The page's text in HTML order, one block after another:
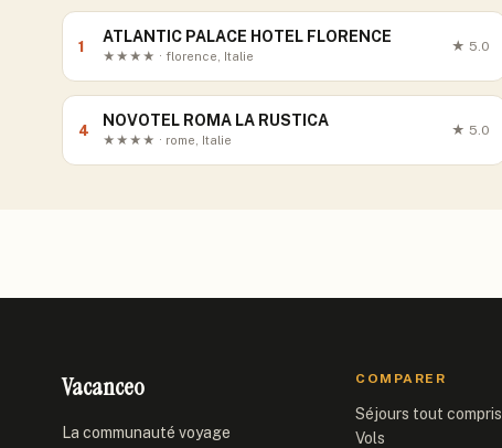
1
ATLANTIC PALACE HOTEL FLORENCE
★★★★ · florence, Italie
★ 5.0
4
NOVOTEL ROMA LA RUSTICA
★★★★ · rome, Italie
★ 5.0
Vacanceo
La communauté voyage
COMPARER
Séjours tout compris
Vols